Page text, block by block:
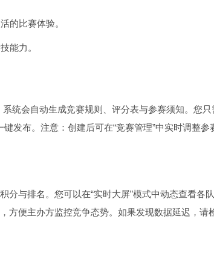
的比赛体验。
能力。
统会自动生成竞赛规则、评分表与参赛须知。您只
发布。注意：创建后可在“竞赛管理”中实时调整参
与排名。您可以在“实时大屏”模式中动态查看各
方便主办方监控竞争态势。如果发现数据延迟，请